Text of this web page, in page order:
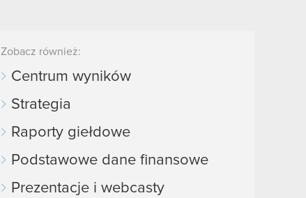
Zobacz również:
Centrum wyników
Strategia
Raporty giełdowe
Podstawowe dane finansowe
Prezentacje i webcasty